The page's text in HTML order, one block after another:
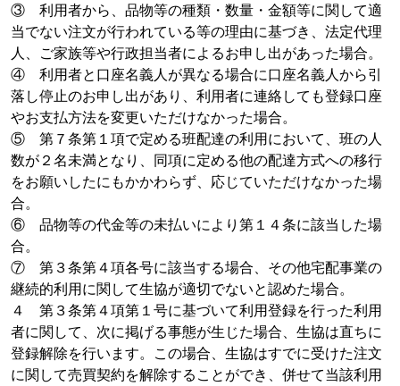
③ 利用者から、品物等の種類・数量・金額等に関して適
当でない注文が行われている等の理由に基づき、法定代理
人、ご家族等や行政担当者によるお申し出があった場合。
④ 利用者と口座名義人が異なる場合に口座名義人から引
落し停止のお申し出があり、利用者に連絡しても登録口座
やお支払方法を変更いただけなかった場合。
⑤ 第７条第１項で定める班配達の利用において、班の人
数が２名未満となり、同項に定める他の配達方式への移行
をお願いしたにもかかわらず、応じていただけなかった場
合。
⑥ 品物等の代金等の未払いにより第１４条に該当した場
合。
⑦ 第３条第４項各号に該当する場合、その他宅配事業の
継続的利用に関して生協が適切でないと認めた場合。
４ 第３条第４項第１号に基づいて利用登録を行った利用
者に関して、次に掲げる事態が生じた場合、生協は直ちに
登録解除を行います。この場合、生協はすでに受けた注文
に関して売買契約を解除することができ、併せて当該利用